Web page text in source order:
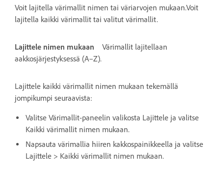
Voit lajitella värimallit nimen tai väriarvojen mukaan.Voit
lajitella kaikki värimallit tai valitut värimallit.
Lajittele nimen mukaan
Värimallit lajitellaan
aakkosjärjestyksessä (A–Z).
Lajittele kaikki värimallit nimen mukaan tekemällä
jompikumpi seuraavista:
Valitse Värimallit-paneelin valikosta Lajittele ja valitse
Kaikki värimallit nimen mukaan.
Napsauta värimallia hiiren kakkospainikkeella ja valitse
Lajittele > Kaikki värimallit nimen mukaan.